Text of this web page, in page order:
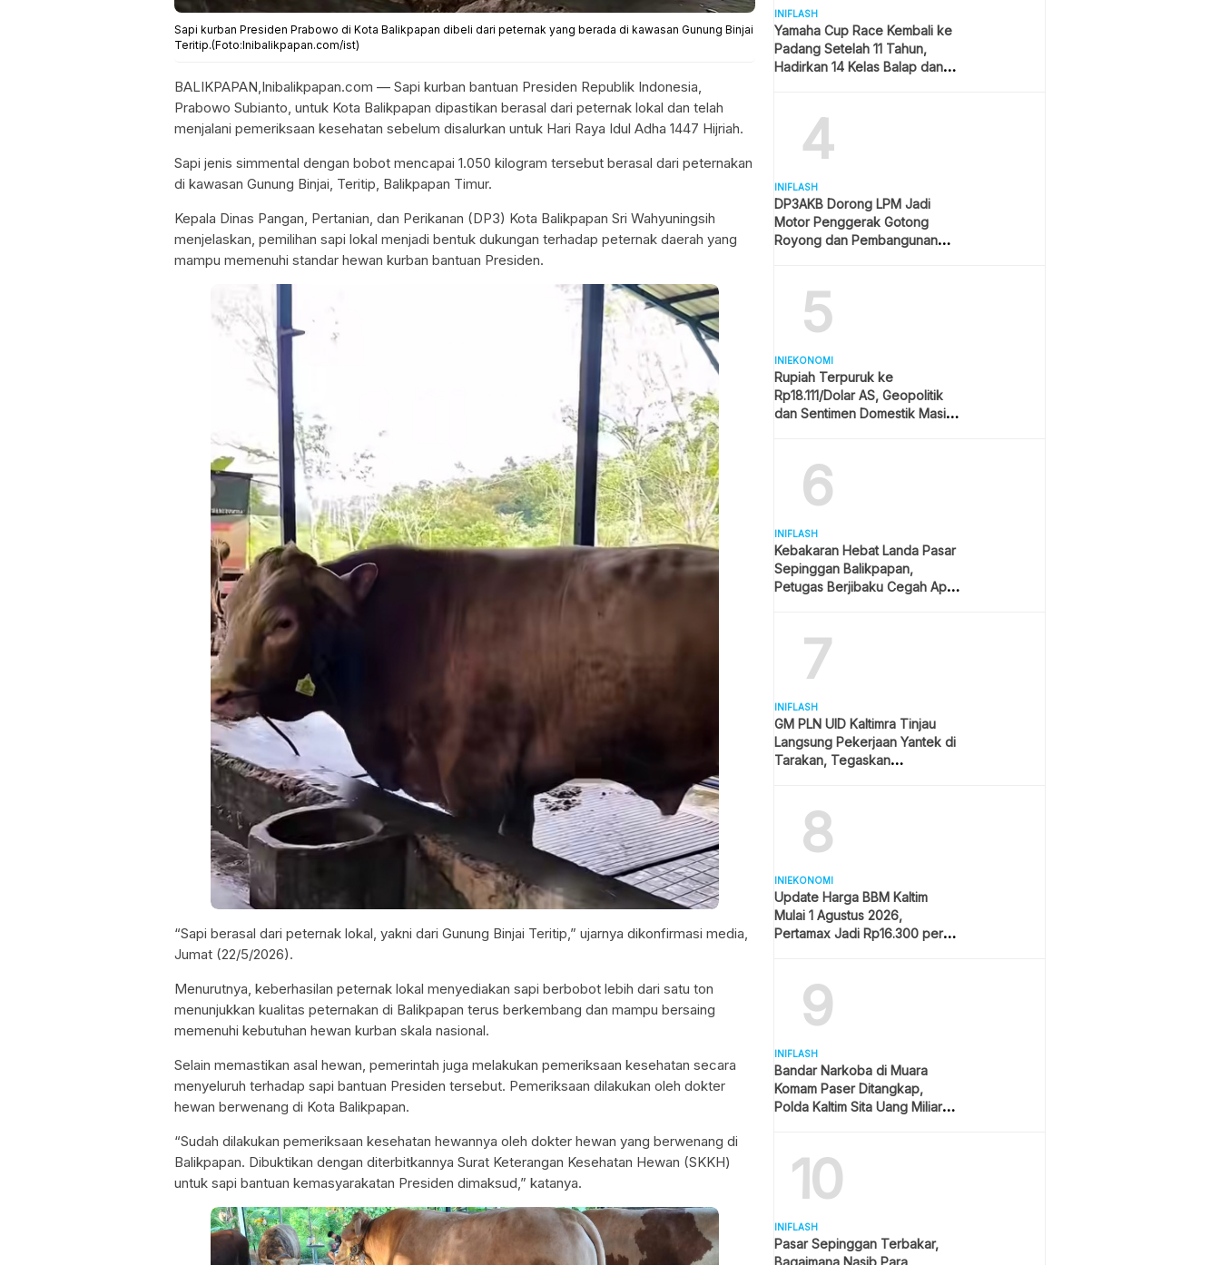
Sapi kurban Presiden Prabowo di Kota Balikpapan dibeli dari peternak yang berada di kawasan Gunung Binjai
Teritip.(Foto:Inibalikpapan.com/ist)
BALIKPAPAN,Inibalikpapan.com — Sapi kurban bantuan Presiden Republik Indonesia,
Prabowo Subianto, untuk Kota Balikpapan dipastikan berasal dari peternak lokal dan telah
menjalani pemeriksaan kesehatan sebelum disalurkan untuk Hari Raya Idul Adha 1447 Hijriah.
Sapi jenis simmental dengan bobot mencapai 1.050 kilogram tersebut berasal dari peternakan
di kawasan Gunung Binjai, Teritip, Balikpapan Timur.
Kepala Dinas Pangan, Pertanian, dan Perikanan (DP3) Kota Balikpapan Sri Wahyuningsih
menjelaskan, pemilihan sapi lokal menjadi bentuk dukungan terhadap peternak daerah yang
mampu memenuhi standar hewan kurban bantuan Presiden.
“Sapi berasal dari peternak lokal, yakni dari Gunung Binjai Teritip,” ujarnya dikonfirmasi media,
Jumat (22/5/2026).
Menurutnya, keberhasilan peternak lokal menyediakan sapi berbobot lebih dari satu ton
menunjukkan kualitas peternakan di Balikpapan terus berkembang dan mampu bersaing
memenuhi kebutuhan hewan kurban skala nasional.
Selain memastikan asal hewan, pemerintah juga melakukan pemeriksaan kesehatan secara
menyeluruh terhadap sapi bantuan Presiden tersebut. Pemeriksaan dilakukan oleh dokter
hewan berwenang di Kota Balikpapan.
“Sudah dilakukan pemeriksaan kesehatan hewannya oleh dokter hewan yang berwenang di
Balikpapan. Dibuktikan dengan diterbitkannya Surat Keterangan Kesehatan Hewan (SKKH)
untuk sapi bantuan kemasyarakatan Presiden dimaksud,” katanya.
INIFLASH
Yamaha Cup Race Kembali ke
Padang Setelah 11 Tahun,
Hadirkan 14 Kelas Balap dan
4
INIFLASH
DP3AKB Dorong LPM Jadi
Motor Penggerak Gotong
Royong dan Pembangunan
5
INIEKONOMI
Rupiah Terpuruk ke
Rp18.111/Dolar AS, Geopolitik
dan Sentimen Domestik Masih
6
INIFLASH
Kebakaran Hebat Landa Pasar
Sepinggan Balikpapan,
Petugas Berjibaku Cegah Api
7
INIFLASH
GM PLN UID Kaltimra Tinjau
Langsung Pekerjaan Yantek di
Tarakan, Tegaskan
8
INIEKONOMI
Update Harga BBM Kaltim
Mulai 1 Agustus 2026,
Pertamax Jadi Rp16.300 per
9
INIFLASH
Bandar Narkoba di Muara
Komam Paser Ditangkap,
Polda Kaltim Sita Uang Miliaran
10
INIFLASH
Pasar Sepinggan Terbakar,
Bagaimana Nasib Para